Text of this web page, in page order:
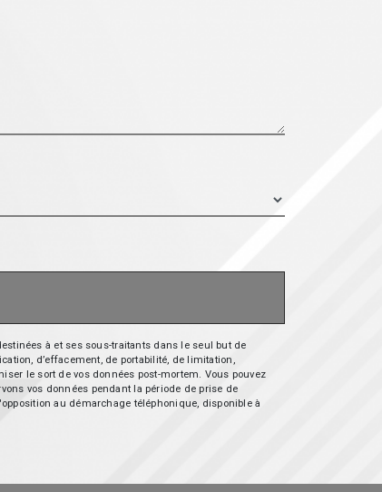
à et ses sous-traitants dans le seul but de
d’effacement, de portabilité, de limitation,
le sort de vos données post-mortem. Vous pouvez
vos données pendant la période de prise de
au démarchage téléphonique, disponible à